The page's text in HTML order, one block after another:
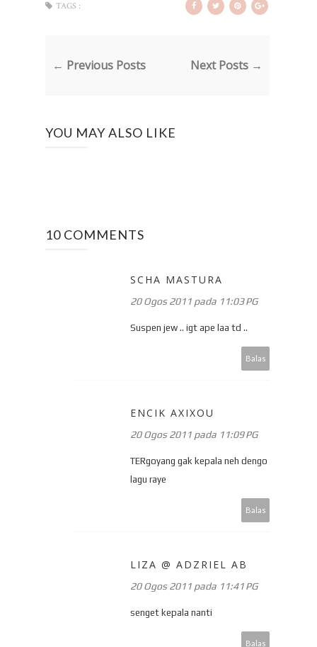
TAGS :
← Previous Posts Next Posts →
YOU MAY ALSO LIKE
10 COMMENTS
SCHA MASTURA
20 Ogos 2011 pada 11:03 PG
Suspen jew .. igt ape laa td ..
Balas
ENCIK AXIXOU
20 Ogos 2011 pada 11:09 PG
TERgoyang gak kepala neh dengo
lagu raye
Balas
LIZA @ ADZRIEL AB
20 Ogos 2011 pada 11:41 PG
senget kepala nanti
Balas